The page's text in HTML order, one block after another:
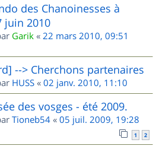
des Chanoinesses à
juin 2010
Garik « 22 mars 2010, 09:51
--> Cherchons partenaires
HUSS « 02 janv. 2010, 11:10
des vosges - été 2009.
Tioneb54 « 05 juil. 2009, 19:28
1 2